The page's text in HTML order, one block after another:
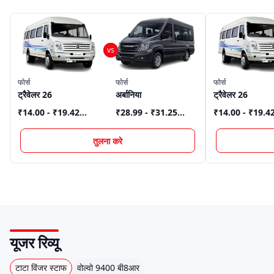
फोर्स
ट्रैवेलर 26
₹14.00 - ₹19.42
फोर्स
अर्बानिया
₹28.99 - ₹31.25
तुलना करे
फोर्स
ट्रैवेलर 26
₹14.00 -
यूजर रिव्यू
टाटा विंजर स्टाफ वोल्वो 9400 बी8आर